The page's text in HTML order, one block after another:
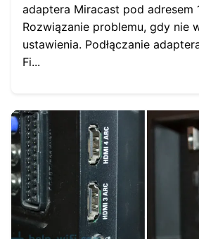
adaptera Miracast pod adresem
Rozwiązanie problemu, gdy nie
ustawienia. Podłączanie
Fi...